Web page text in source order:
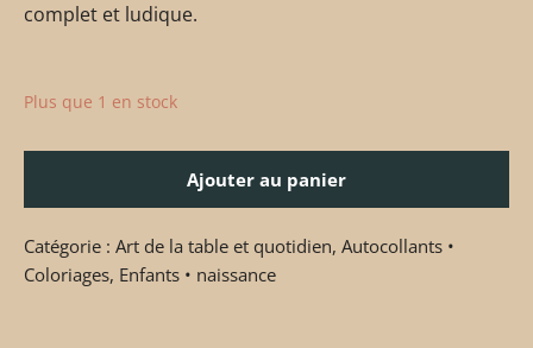
complet et ludique.
Plus que 1 en stock
Ajouter au panier
Catégorie : Art de la table et quotidien, Autocollants •
Coloriages, Enfants • naissance